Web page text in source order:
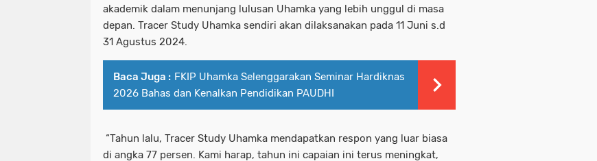
akademik dalam menunjang lulusan Uhamka yang lebih unggul di masa
depan. Tracer Study Uhamka sendiri akan dilaksanakan pada 11 Juni s.d
31 Agustus 2024.
Baca Juga : FKIP Uhamka Selenggarakan Seminar Hardiknas
2026 Bahas dan Kenalkan Pendidikan PAUDHI
“Tahun lalu, Tracer Study Uhamka mendapatkan respon yang luar biasa
di angka 77 persen. Kami harap, tahun ini capaian ini terus meningkat,